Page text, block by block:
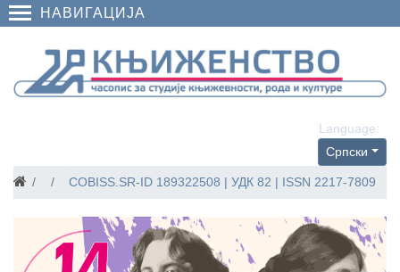
НАВИГАЦИЈА
Language:
Српски
Часописи
2024
COBISS.SR-ID 189322508 | УДК 82 | ISSN 2217-7809